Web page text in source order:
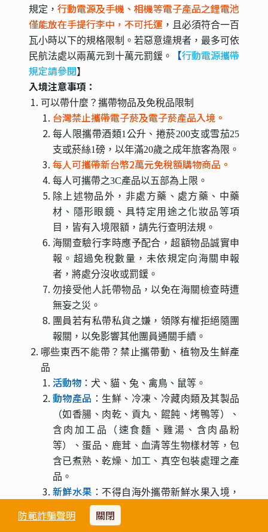
防範詐騙聲明 關閉
規定， 行動電源及手機、相機等電子產品之鋰電池
僅能放在手提行李中，不可托運 ，且必須符合一百
瓦小時以下的規格限制。若惡意違規者，最多可依
民航法處以兩萬元到十萬元罰鍰。
【行動電源攜帶
規定請參閱】
入境注意事項：
可以帶什麼？攜帶物品及免稅品限制
台灣禁止攜帶電子菸及電子菸產品入境。
每人限攜帶酒類1公升、捲菸200支或雪茄25
支或菸絲1磅，以年滿20歲之成年旅客為限。
每人可攜帶新台幣2萬元免稅額購物商品。
每人可攜帶之3C產品以五部為上限。
除上述物品外，非處方藥、處方藥、中藥
材、隱形眼鏡、具特定用途之化妝品等項
目，皆有入境限額，請先行查明法規。
海關查驗行李時應予配合，超額物品誠實申
報。超過免稅數量，未依規定向海關申報
者，將處分沒收或罰鍰。
勿接受他人託帶物品，以免在海關檢查時遭
無妄之災。
團員若有私帶私貨之嫌，領隊有權拒絕隨團
報關，以免影響其他團員通關手續。
哪些東西不能帶？禁止攜帶動、植物及生鮮產
品
活動物：犬、貓、兔、禽鳥、鼠等。
動物產品 ：生鮮、冷凍、冷藏肉類及其製品
（如香腸、肉乾、貢丸、餛飩、烤鴨等）、
含肉加工品（速食麵、雞湯、含肉晶粉
等）、蛋品、鹿茸、血清等生物樣材等，包
含已煮熟、乾燥、加工、真空包裝處理之產
品。
新鮮水果 ：不得自海外攜帶新鮮水果入境，
若違反規定除水果被沒收外，將處3萬至5萬
元罰鍰。